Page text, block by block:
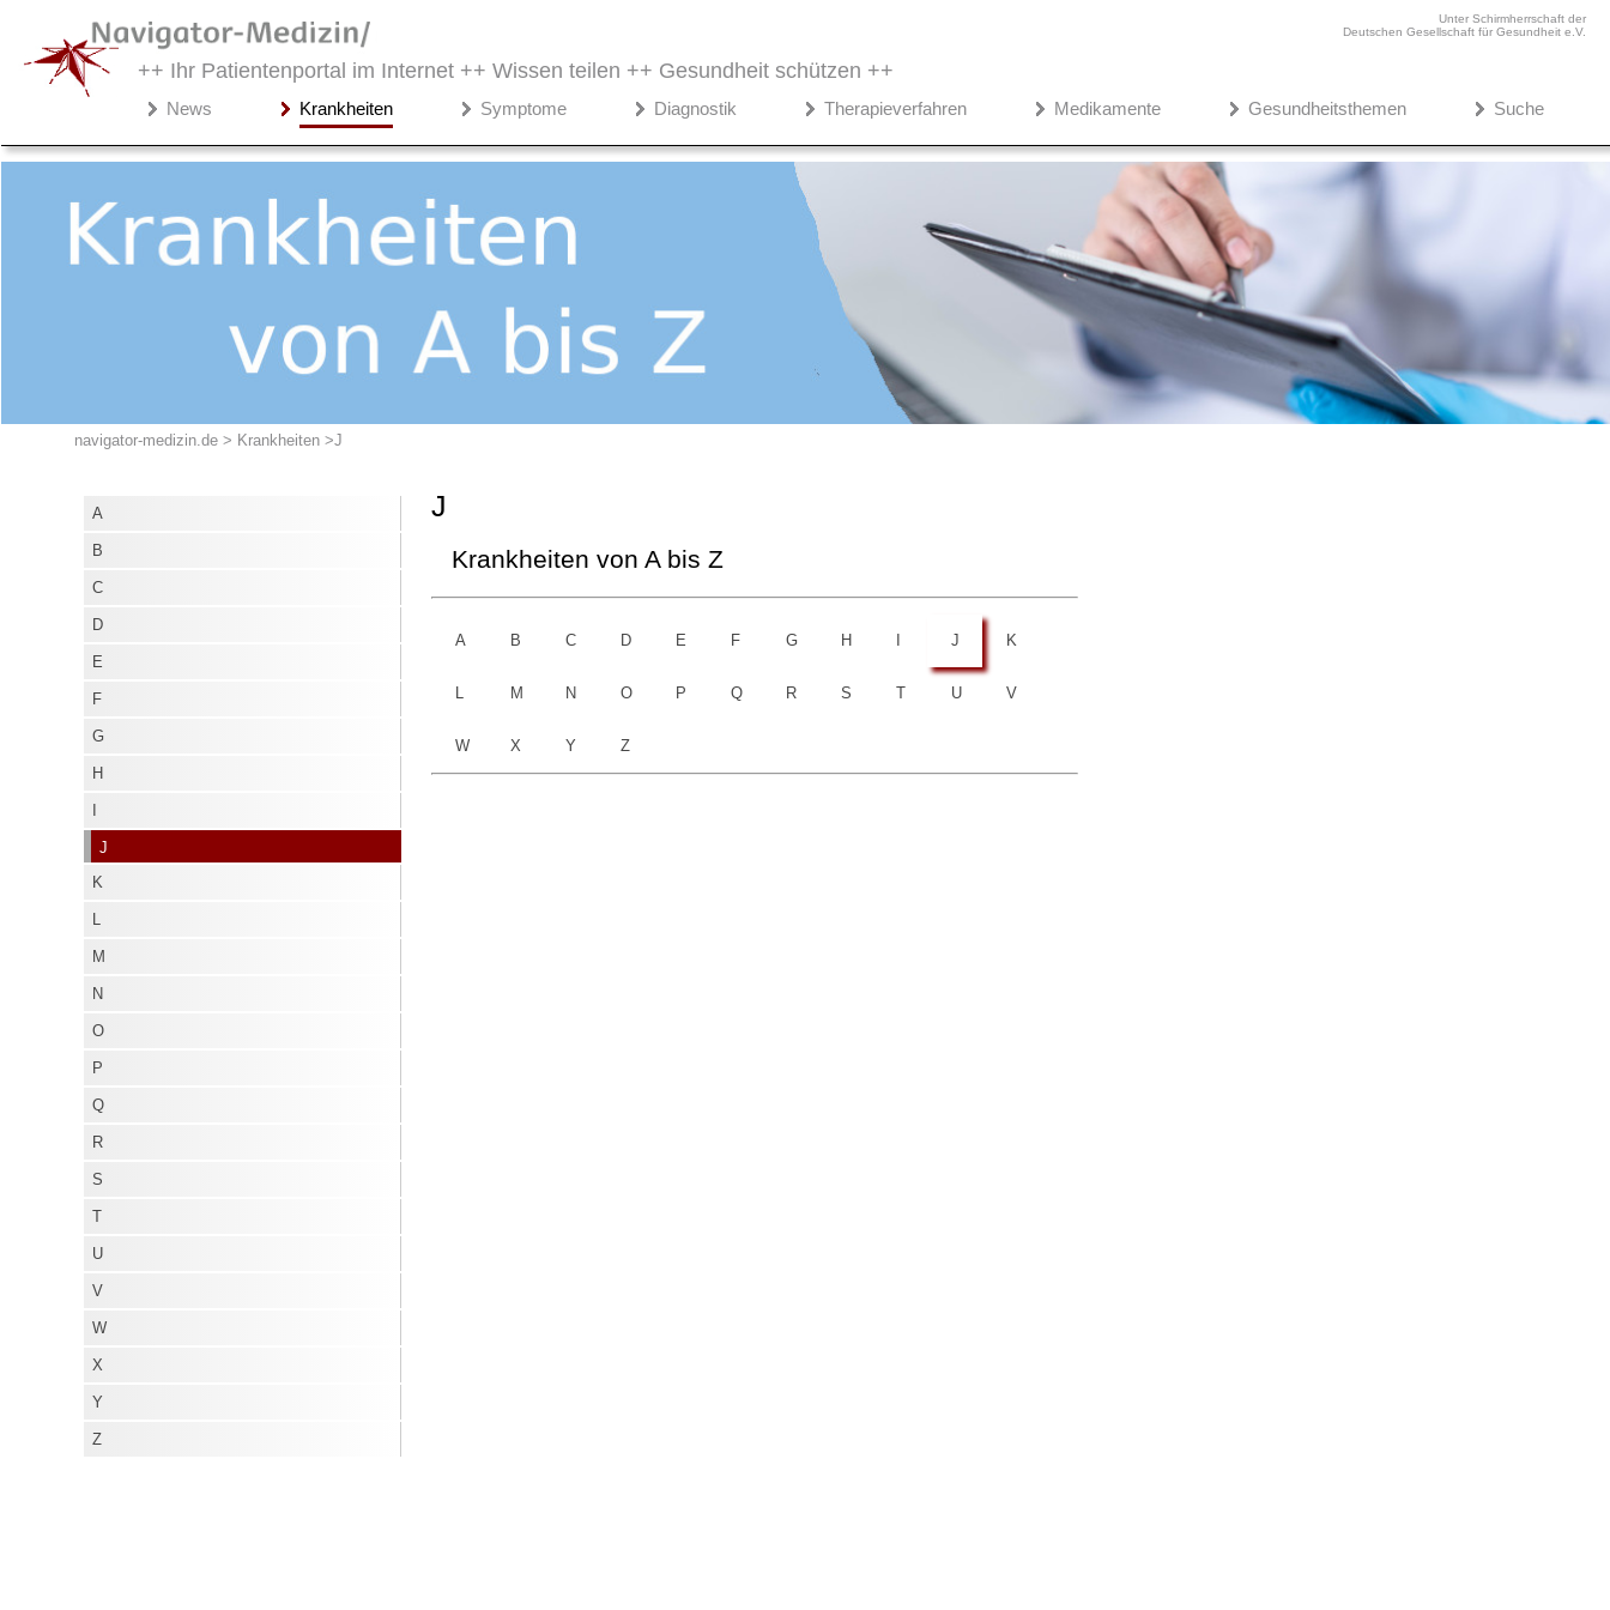
Unter Schirmherrschaft der
Deutschen Gesellschaft für Gesundheit e.V.
++ Ihr Patientenportal im Internet ++ Wissen teilen ++ Gesundheit schützen ++
News Krankheiten Symptome Diagnostik Therapieverfahren Medikamente Gesundheitsthemen Suche
navigator-medizin.de > Krankheiten J
A
B
C
D
E
F
G
H
J
K
L
M
N
O
P
Q
R
S
T
U
V
W
X
Y
Z
J
Krankheiten von A bis Z
A B C D E F G H J K
L M N O P Q R S T U V
W X Y Z
Navigator-
▾
Krankheiten